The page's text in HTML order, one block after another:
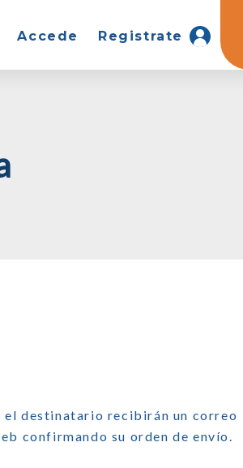
Accede Registrate
el destinatario recibirán un correo
confirmando su orden de envío.